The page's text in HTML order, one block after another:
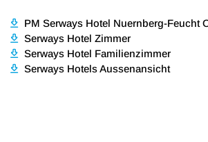
PM Serways Hotel Nuernberg-Feucht
Serways Hotel Zimmer
Serways Hotel Familienzimmer
Serways Hotels Aussenansicht